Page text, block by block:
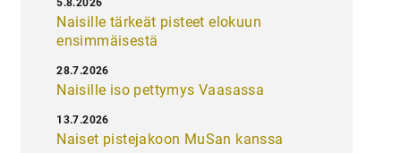
Naisille tärkeät pisteet elokuun
ensimmäisestä
Naisille iso pettymys Vaasassa
28.7.2026
Naiset pistejakoon MuSan kanssa
13.7.2026